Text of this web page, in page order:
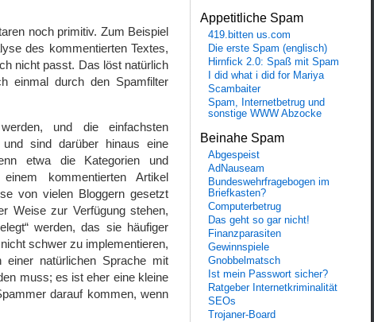
noch primitiv. Zum Beispiel
des kommentierten Textes,
nicht passt. Das löst natürlich
einmal durch den Spamfilter
und die einfachsten
sind darüber hinaus eine
etwa die Kategorien und
kommentierten Artikel
von vielen Bloggern gesetzt
Weise zur Verfügung stehen,
werden, das sie häufiger
schwer zu implementieren,
natürlichen Sprache mit
muss; es ist eher eine kleine
darauf kommen, wenn
Appetitliche Spam
419.bitten us.com
Die erste Spam (englisch)
Hirnfick 2.0: Spaß mit Spam
I did what i did for Mariya
Scambaiter
Spam, Internetbetrug und
sonstige WWW Abzocke
Beinahe Spam
Abgespeist
AdNauseam
Bundeswehrfragebogen im
Briefkasten?
Computerbetrug
Das geht so gar nicht!
Finanzparasiten
Gewinnspiele
Gnobbelmatsch
Ist mein Passwort sicher?
Ratgeber Internetkriminalität
SEOs
Trojaner-Board